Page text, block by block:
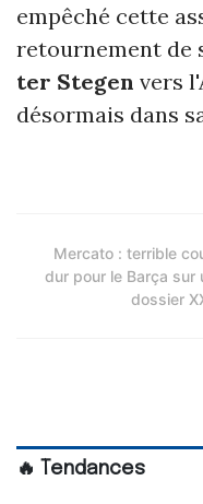
empêché cette
retournement de
ter Stegen vers
désormais dans
Mercato : terrible
dur pour le Barça sur
dossier
🔥 Tendances